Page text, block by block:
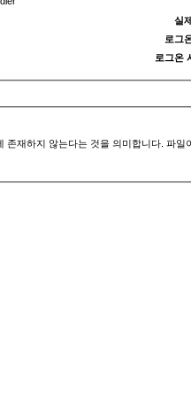
실
로그
로그온
존재하지 않는다는 것을 의미합니다. 파